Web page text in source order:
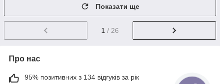
Показати ще
1 / 26
Про нас
95% позитивних з 134 відгуків за рік